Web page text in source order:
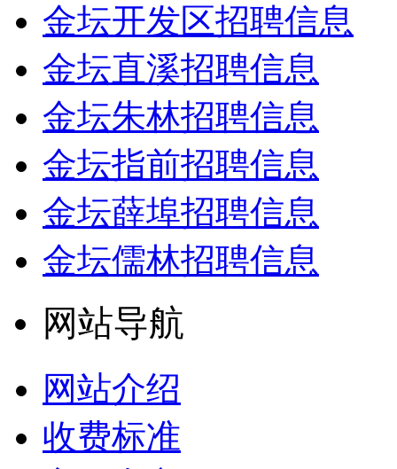
金坛开发区招聘信息
金坛直溪招聘信息
金坛朱林招聘信息
金坛指前招聘信息
金坛薛埠招聘信息
金坛儒林招聘信息
网站导航
网站介绍
收费标准